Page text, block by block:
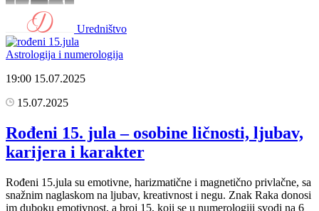
Uredništvo
Astrologija i numerologija
19:00 15.07.2025
15.07.2025
Rođeni 15. jula – osobine ličnosti, ljubav,
karijera i karakter
Rođeni 15.jula su emotivne, harizmatične i magnetično privlačne, sa
snažnim naglaskom na ljubav, kreativnost i negu. Znak Raka donosi
im duboku emotivnost, a broj 15, koji se u numerologiji svodi na 6